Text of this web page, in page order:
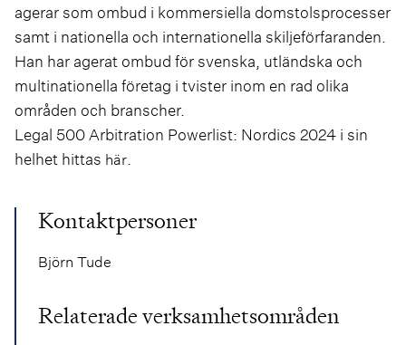
agerar som ombud i kommersiella domstolsprocesser
samt i nationella och internationella skiljeförfaranden.
Han har agerat ombud för svenska, utländska och
multinationella företag i tvister inom en rad olika
områden och branscher.
Legal 500 Arbitration Powerlist: Nordics 2024 i sin
helhet hittas här.
Kontaktpersoner
Björn Tude
Relaterade verksamhetsområden